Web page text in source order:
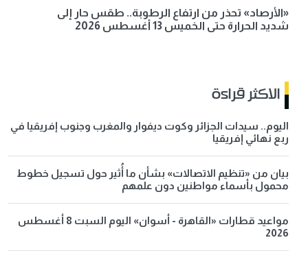
«الأرصاد» تحذر من ارتفاع الرطوبة.. طقس حار إلى
شديد الحرارة حتى الخميس 13 أغسطس 2026
الاكثر قراءة
اليوم.. سيدات الجزائر وكوت ديفوار والمغرب وجنوب إفريقيا في
ربع نهائي إفريقيا
بيان من «تنظيم الاتصالات» بشأن ما أُثير حول تسجيل خطوط
محمول بأسماء مواطنين دون علمهم
مواعيد قطارات «القاهرة - أسوان» اليوم السبت 8 أغسطس
2026